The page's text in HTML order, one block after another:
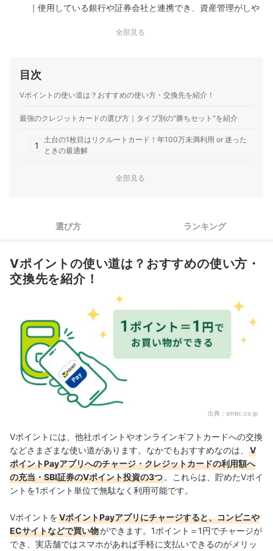
｜使用している銀行や証券会社と連携でき、資産管理がしや
三井住友カード｜三井住友カード（NL）
率を誇る。｜三井住友カードを利用することが申込み条件に
含まれている団体、サイトなどが多いのでこちらのカードを
済で7%還元と他のカードと比較してかなり高い還元率なとこ
全部見る
目次
Vポイントの使い道は？おすすめの使い方・交換先を紹介！
最強のクレジットカードの選び方｜タイプ別の"勝ちセット"を紹介
1
土台の1枚目はリクルートカード！年100万未満利用 or 迷った
ときの最適解
クルートカードの2枚切り替えが最強
4
Vポイントが貯まるクレジットカード全5選おすすめ人気ランキング
Vポイントとは？
Vポイントのお得な貯め方は？
Vポイントの有効期限は？
VポイントPayアプリとは？
Vマネーとは？
Vポイントが貯まる三井住友カードはこちらをチェック！
う
全部見る
選び方 ランキング
Vポイントの使い道は？おすすめの使い方・
交換先を紹介！
出典： smbc.co.jp
Vポイントには、他社ポイントやオンラインギフトカードへの交換
などさまざまな使い道があります。なかでもおすすめなのは、
V
ポイントPayアプリへのチャージ・クレジットカードの利用額へ
の充当・SBI証券のVポイント投資の3つ 。これらは、貯めたVポイ
ントを1ポイント単位で無駄なく利用可能です。
VポイントをVポイントPayアプリにチャージすると、コンビニや
ECサイトなどで買い物ができます。1ポイント＝1円でチャージが
でき、実店舗ではスマホがあれば手軽に支払いできるのがメリッ